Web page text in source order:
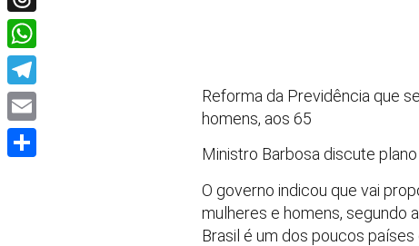
Reforma da Previdência que
homens, aos 65
Ministro Barbosa discute
O governo indicou que vai
mulheres e homens, segundo
Brasil é um dos poucos
Threads
WhatsApp
Telegram
Email